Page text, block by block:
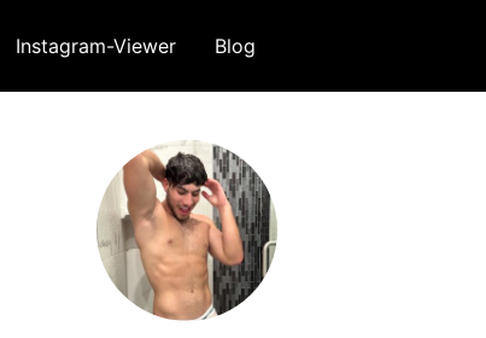
Instagram-Viewer Blog